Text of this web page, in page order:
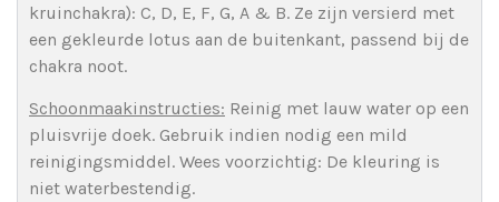
kruinchakra): C, D, E, F, G, A & B. Ze zijn versierd met
een gekleurde lotus aan de buitenkant, passend bij de
chakra noot.
Schoonmaakinstructies: Reinig met lauw water op een
pluisvrije doek. Gebruik indien nodig een mild
reinigingsmiddel. Wees voorzichtig: De kleuring is
niet waterbestendig.